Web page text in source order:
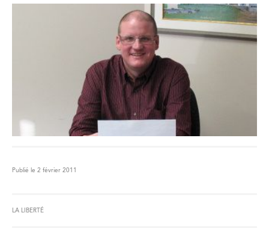
Publié le 2 février 2011
LA LIBERTÉ